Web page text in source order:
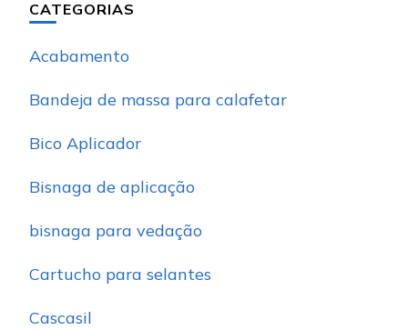
CATEGORIAS
Acabamento
Bandeja de massa para calafetar
Bico Aplicador
Bisnaga de aplicação
bisnaga para vedação
Cartucho para selantes
Cascasil